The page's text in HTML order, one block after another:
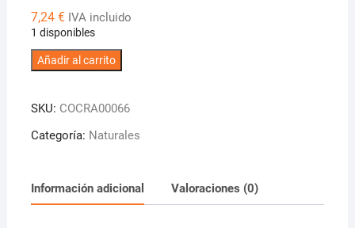
7,24 € IVA incluido
1 disponibles
Crazy
Ruby
Rouge
Añadir al carrito
SKU: COCRA00066
Categoría: Naturales
Información adicional Valoraciones (0)